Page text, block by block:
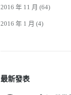
2016 年 11 月 (64)
2016 年 1 月 (4)
最新發表